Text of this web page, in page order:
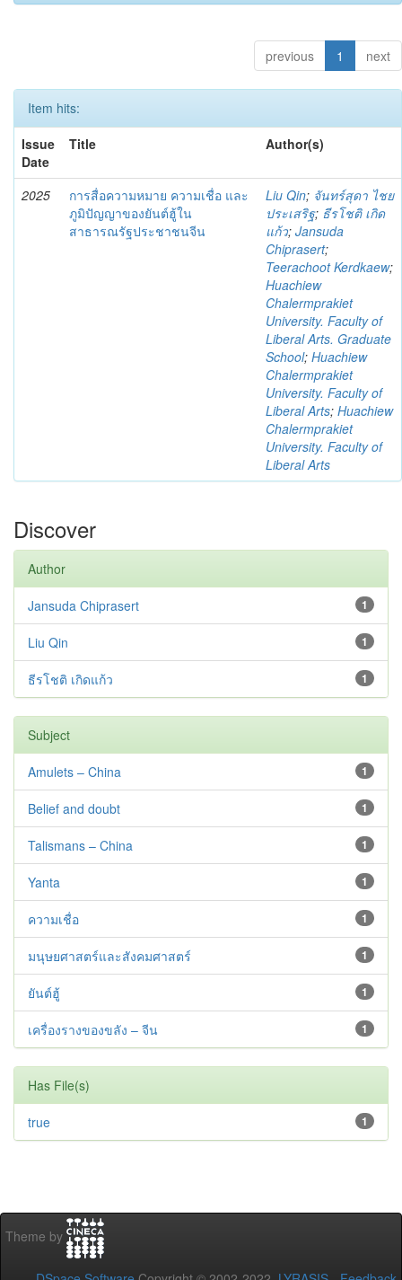
previous 1 next
Item hits:
Issue
Date
Title Author(s)
2025
การสื่อความหมาย ความเชื่อ และ
ภูมิปัญญาของยันต์ฮู้ใน
สาธารณรัฐประชาชนจีน
Liu Qin; จันทร์สุดา ไชย
ประเสริฐ; ธีรโชติ เกิด
แก้ว; Jansuda
Chiprasert;
Teerachoot Kerdkaew;
Huachiew
Chalermprakiet
University. Faculty of
Liberal Arts. Graduate
School; Huachiew
Chalermprakiet
University. Faculty of
Liberal Arts; Huachiew
Chalermprakiet
University. Faculty of
Liberal Arts
Discover
Author
1
Jansuda Chiprasert
1
Liu Qin
1
ธีรโชติ เกิดแก้ว
Subject
1
Amulets – China
1
Belief and doubt
1
Talismans – China
1
Yanta
1
ความเชื่อ
1
มนุษยศาสตร์และสังคมศาสตร์
1
ยันต์ฮู้
1
เครื่องรางของขลัง – จีน
Has File(s)
1
true
Theme by